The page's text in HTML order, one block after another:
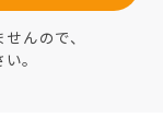
んので、
。